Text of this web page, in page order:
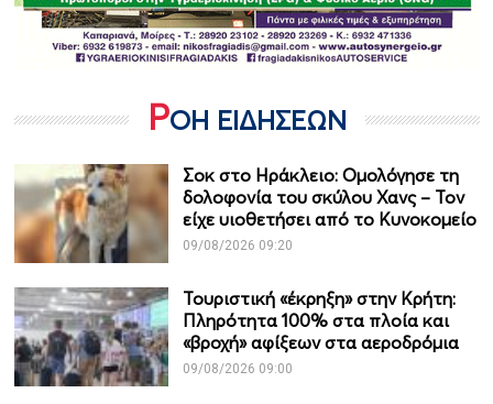
ΡΟΗ ΕΙΔΗΣΕΩΝ
Σοκ στο Ηράκλειο: Ομολόγησε τη
δολοφονία του σκύλου Χανς – Τον
είχε υιοθετήσει από το Κυνοκομείο
09/08/2026 09:20
Τουριστική «έκρηξη» στην Κρήτη:
Πληρότητα 100% στα πλοία και
«βροχή» αφίξεων στα αεροδρόμια
09/08/2026 09:00